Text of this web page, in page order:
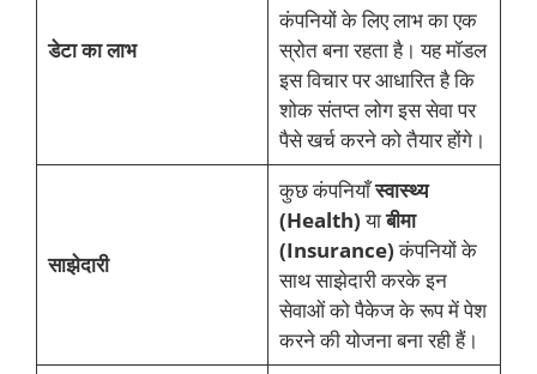
डेटा का लाभ
कंपनियों के लिए लाभ का एक
स्रोत बना रहता है। यह मॉडल
इस विचार पर आधारित है कि
शोक संतप्त लोग इस सेवा पर
पैसे खर्च करने को तैयार होंगे।
साझेदारी
कुछ कंपनियाँस्वास्थ्य
(Health)याबीमा
(Insurance)कंपनियों के
साथ साझेदारी करके इन
सेवाओं को पैकेज के रूप में पेश
करने की योजना बना रही हैं।